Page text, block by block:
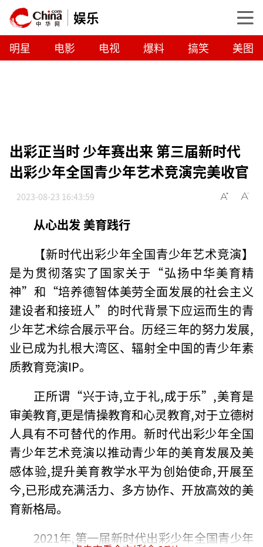
娱乐
明星 电影 电视 爆料 搞笑 美图
出彩正当时 少年赛出来 第三届新时代
出彩少年全国青少年艺术竞演完美收官
2023-08-23 16:43:59
从心出发 美育践行
【新时代出彩少年全国青少年艺术竞演】
是为贯彻落实了国家关于“弘扬中华美育精
神”和“培养德智体美劳全面发展的社会主义
建设者和接班人”的时代背景下应运而生的青
少年艺术综合展示平台。历经三年的努力发展,
业已成为扎根大湾区、辐射全中国的青少年素
质教育竞演IP。
正所谓“兴于诗,立于礼,成于乐”,美育是
审美教育,更是情操教育和心灵教育,对于立德树
人具有不可替代的作用。新时代出彩少年全国
青少年艺术竞演以推动青少年的美育发展及美
感体验,提升美育教学水平为创始使命,开展至
今,已形成充满活力、多方协作、开放高效的美
育新格局。
2021年,第一届新时代出彩少年全国青少年